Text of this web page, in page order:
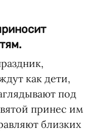
как дети,
под
принес им
близких